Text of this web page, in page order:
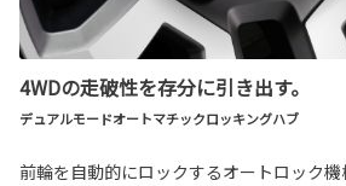
4WDの走破性を存分に引き出す。
デュアルモードオートマチックロッキングハブ
前輪を自動的にロックするオートロック